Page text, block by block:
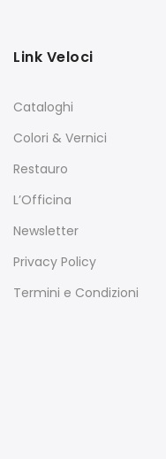
Link Veloci
Cataloghi
Colori & Vernici
Restauro
L’Officina
Newsletter
Privacy Policy
Termini e Condizioni